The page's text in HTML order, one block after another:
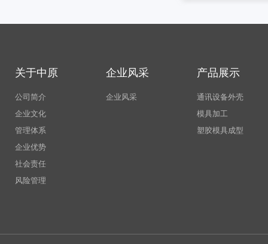
关于中原
公司简介
企业文化
管理体系
企业优势
社会责任
风险管理
企业风采
企业风采
产品展示
通讯设备外壳
模具加工
塑胶模具成型